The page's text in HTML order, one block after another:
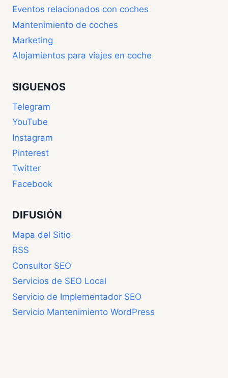
Eventos relacionados con coches
Mantenimiento de coches
Marketing
Alojamientos para viajes en coche
SIGUENOS
Telegram
YouTube
Instagram
Pinterest
Twitter
Facebook
DIFUSIÓN
Mapa del Sitio
RSS
Consultor SEO
Servicios de SEO Local
Servicio de Implementador SEO
Servicio Mantenimiento WordPress